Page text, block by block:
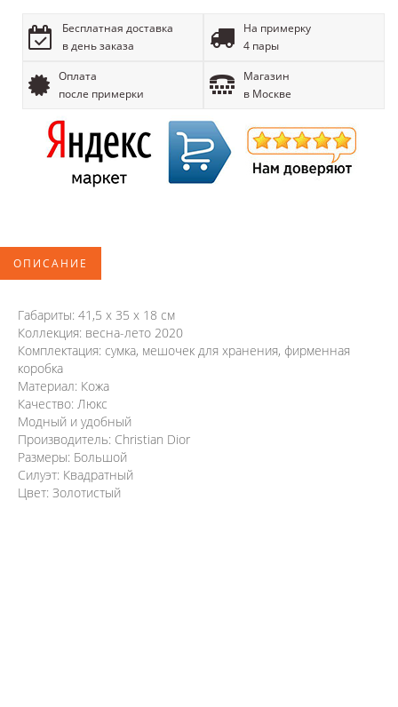
Бесплатная доставка
в день заказа
На примерку
4 пары
Оплата
после примерки
Магазин
в Москве
ОПИСАНИЕ
Габариты: 41,5 х 35 х 18 см
Коллекция: весна-лето 2020
Комплектация: сумка, мешочек для хранения, фирменная
коробка
Материал: Кожа
Качество: Люкс
Модный и удобный
Производитель: Christian Dior
Размеры: Большой
Силуэт: Квадратный
Цвет: Золотистый